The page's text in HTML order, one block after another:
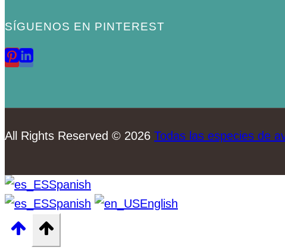
SÍGUENOS EN PINTEREST
All Rights Reserved © 2026 Todas las especies de
Spanish
Spanish
English